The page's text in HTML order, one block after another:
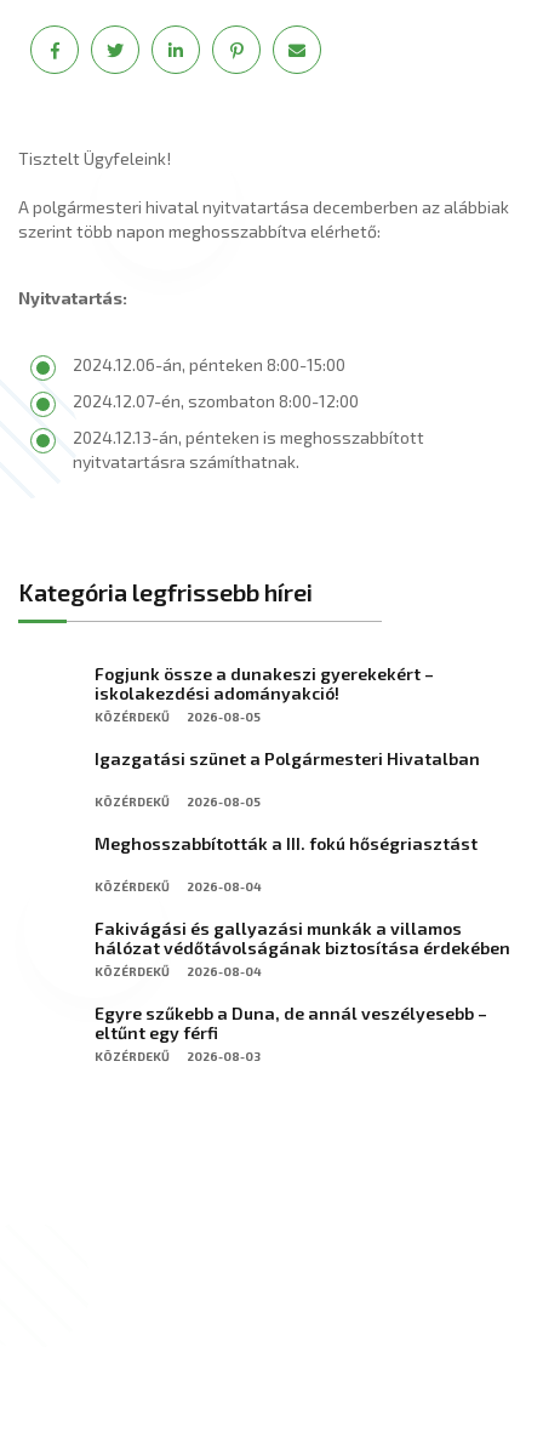
Tisztelt Ügyfeleink!
A polgármesteri hivatal nyitvatartása decemberben az alábbiak
szerint több napon meghosszabbítva elérhető:
Nyitvatartás:
2024.12.06-án, pénteken 8:00-15:00
2024.12.07-én, szombaton 8:00-12:00
2024.12.13-án, pénteken is meghosszabbított
nyitvatartásra számíthatnak.
Kategória legfrissebb hírei
Fogjunk össze a dunakeszi gyerekekért –
iskolakezdési adományakció!
KÖZÉRDEKŰ 2026-08-05
Igazgatási szünet a Polgármesteri Hivatalban
KÖZÉRDEKŰ 2026-08-05
Meghosszabbították a III. fokú hőségriasztást
KÖZÉRDEKŰ 2026-08-04
Fakivágási és gallyazási munkák a villamos
hálózat védőtávolságának biztosítása érdekében
KÖZÉRDEKŰ 2026-08-04
Egyre szűkebb a Duna, de annál veszélyesebb –
eltűnt egy férfi
KÖZÉRDEKŰ 2026-08-03